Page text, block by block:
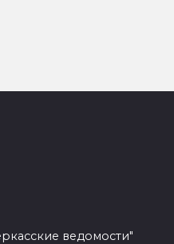
ведомости"